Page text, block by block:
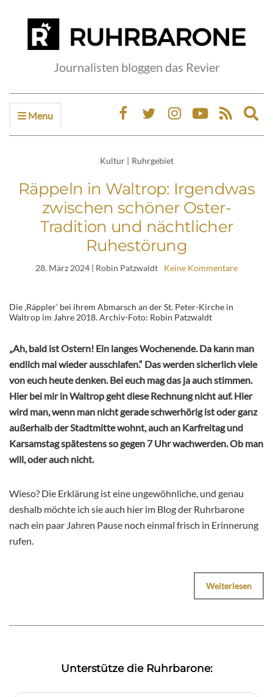
Journalisten bloggen das Revier
Menu
Kultur | Ruhrgebiet
Räppeln in Waltrop: Irgendwas
zwischen schöner Oster-
Tradition und nächtlicher
Ruhestörung
28. März 2024 | Robin Patzwaldt Keine Kommentare
Die ‚Räppler‘ bei ihrem Abmarsch an der St. Peter-Kirche in
Waltrop im Jahre 2018. Archiv-Foto: Robin Patzwaldt
„Ah, bald ist Ostern! Ein langes Wochenende. Da kann man
endlich mal wieder ausschlafen.“ Das werden sicherlich viele
von euch heute denken. Bei euch mag das ja auch stimmen.
Hier bei mir in Waltrop geht diese Rechnung nicht auf. Hier
wird man, wenn man nicht gerade schwerhörig ist oder ganz
außerhalb der Stadtmitte wohnt, auch an Karfreitag und
Karsamstag spätestens so gegen 7 Uhr wachwerden. Ob man
will, oder auch nicht.
Wieso? Die Erklärung ist eine ungewöhnliche, und genau
deshalb möchte ich sie auch hier im Blog der Ruhrbarone
nach ein paar Jahren Pause noch einmal frisch in Erinnerung
rufen.
Weiterlesen
Unterstütze die Ruhrbarone: